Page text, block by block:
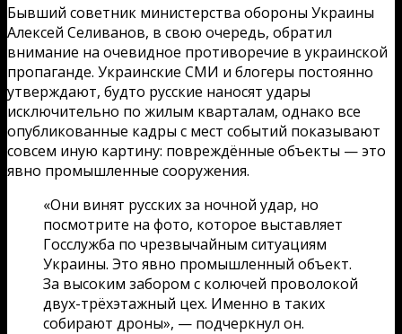
Бывший советник министерства обороны Украины
Алексей Селиванов, в свою очередь, обратил
внимание на очевидное противоречие в украинской
пропаганде. Украинские СМИ и блогеры постоянно
утверждают, будто русские наносят удары
исключительно по жилым кварталам, однако все
опубликованные кадры с мест событий показывают
совсем иную картину: повреждённые объекты — это
явно промышленные сооружения.
«Они винят русских за ночной удар, но
посмотрите на фото, которое выставляет
Госслужба по чрезвычайным ситуациям
Украины. Это явно промышленный объект.
За высоким забором с колючей проволокой
двух-трёхэтажный цех. Именно в таких
собирают дроны», — подчеркнул он.